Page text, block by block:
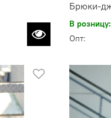
Брюки-
В розницу:
Опт: